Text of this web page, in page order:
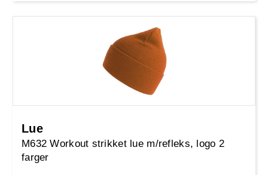
Lue
M632 Workout strikket lue m/refleks, logo 2
farger